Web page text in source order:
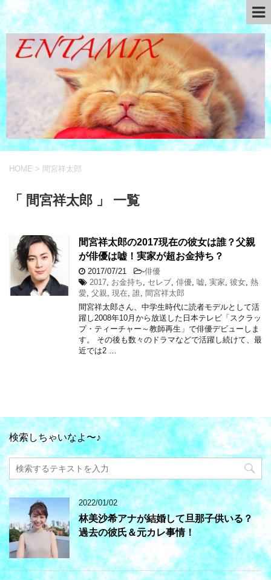
HOME > 間宮祥太郎
「 間宮祥太郎 」 一覧
間宮祥太郎の2017現在の彼女は誰？父親
が俳優は嘘！実家が超お金持ち？
2017/07/21 -俳優
2017 お金持ち セレブ 俳優 嘘 実家 彼女 熱
愛 父親 現在 誰 間宮祥太郎
間宮祥太郎さん、中学生時代に読者モデルとして活
躍し2008年10月から放送した日本テレビ「スクラッ
プ・ティーチャー～教師再生」で俳優デビューしま
す。 その後も数々のドラマなどで活躍し続けて、最
近では2 …
検索しちゃいなよ〜♪
2022/01/02
林美沙希アナが結婚して旦那子供いる？
過去の彼氏＆元カレ事情！